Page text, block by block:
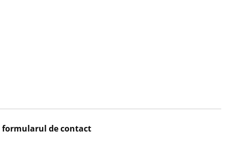
formularul de contact